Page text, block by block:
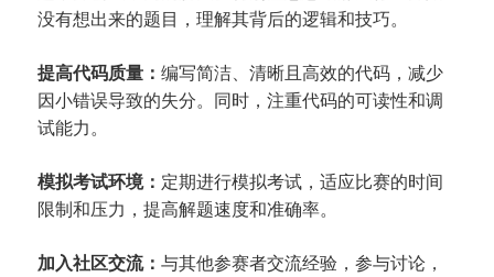
没有想出来的题目，理解其背后的逻辑和技巧。
提高代码质量：编写简洁、清晰且高效的代码，减少
因小错误导致的失分。同时，注重代码的可读性和调
试能力。
模拟考试环境： 定期进行模拟考试，适应比赛的时间
限制和压力，提高解题速度和准确率。
加入社区交流：与其他参赛者交流经验，参与讨论，